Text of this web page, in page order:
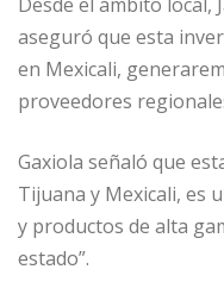
aseguró que esta
en Mexicali,
proveedores
Gaxiola señaló que
Tijuana y Mexicali, es
y productos de alta
estado”.